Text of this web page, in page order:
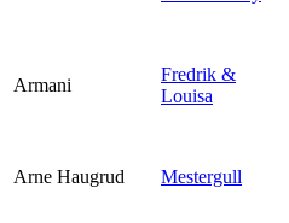
Armani
Fredrik &
Louisa
Arne Haugrud Mestergull